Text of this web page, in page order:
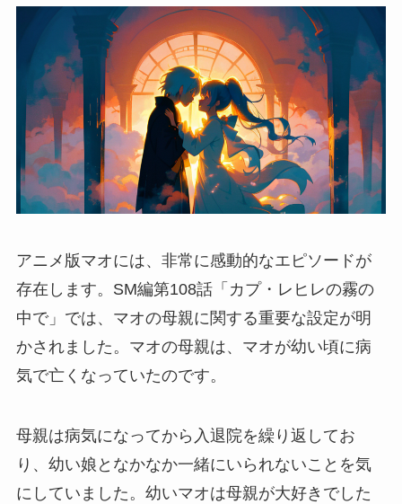
アニメ版マオには、非常に感動的なエピソードが
存在します。SM編第108話「カプ・レヒレの霧の
中で」では、マオの母親に関する重要な設定が明
かされました。マオの母親は、マオが幼い頃に病
気で亡くなっていたのです。
母親は病気になってから入退院を繰り返してお
り、幼い娘となかなか一緒にいられないことを気
にしていました。幼いマオは母親が大好きでした